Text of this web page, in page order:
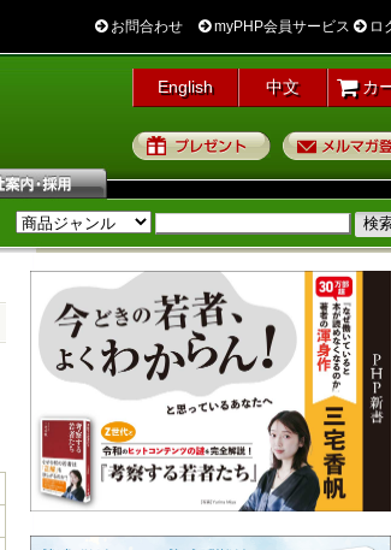
お問合わせ myPHP会員サービス ロ
English 中文 カ
プレゼント